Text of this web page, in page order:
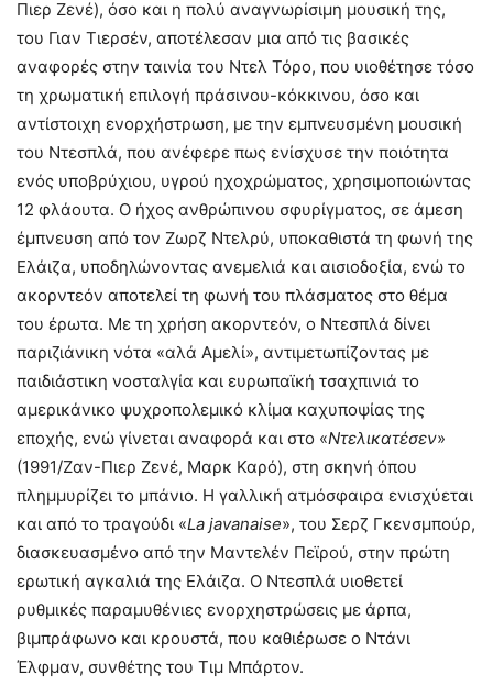
Πιερ Ζενέ), όσο και η πολύ αναγνωρίσιμη μουσική της,
του Γιαν Τιερσέν, αποτέλεσαν μια από τις βασικές
αναφορές στην ταινία του Ντελ Τόρο, που υιοθέτησε τόσο
τη χρωματική επιλογή πράσινου-κόκκινου, όσο και
αντίστοιχη ενορχήστρωση, με την εμπνευσμένη μουσική
του Ντεσπλά, που ανέφερε πως ενίσχυσε την ποιότητα
ενός υποβρύχιου, υγρού ηχοχρώματος, χρησιμοποιώντας
12 φλάουτα. Ο ήχος ανθρώπινου σφυρίγματος, σε άμεση
έμπνευση από τον Ζωρζ Ντελρύ, υποκαθιστά τη φωνή της
Ελάιζα, υποδηλώνοντας ανεμελιά και αισιοδοξία, ενώ το
ακορντεόν αποτελεί τη φωνή του πλάσματος στο θέμα
του έρωτα. Με τη χρήση ακορντεόν, ο Ντεσπλά δίνει
παριζιάνικη νότα «αλά Αμελί», αντιμετωπίζοντας με
παιδιάστικη νοσταλγία και ευρωπαϊκή τσαχπινιά το
αμερικάνικο ψυχροπολεμικό κλίμα καχυποψίας της
εποχής, ενώ γίνεται αναφορά και στο «Ντελικατέσεν»
(1991/Ζαν-Πιερ Ζενέ, Μαρκ Καρό), στη σκηνή όπου
πλημμυρίζει το μπάνιο. Η γαλλική ατμόσφαιρα ενισχύεται
και από το τραγούδι «La javanaise», του Σερζ Γκενσμπούρ,
διασκευασμένο από την Μαντελέν Πεϊρού, στην πρώτη
ερωτική αγκαλιά της Ελάιζα. Ο Ντεσπλά υιοθετεί
ρυθμικές παραμυθένιες ενορχηστρώσεις με άρπα,
βιμπράφωνο και κρουστά, που καθιέρωσε ο Ντάνι
Έλφμαν, συνθέτης του Τιμ Μπάρτον.